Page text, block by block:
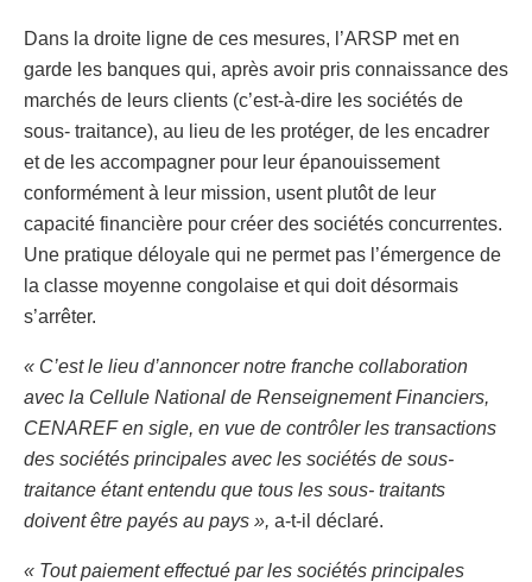
Dans la droite ligne de ces mesures, l’ARSP met en
garde les banques qui, après avoir pris connaissance des
marchés de leurs clients (c’est-à-dire les sociétés de
sous- traitance), au lieu de les protéger, de les encadrer
et de les accompagner pour leur épanouissement
conformément à leur mission, usent plutôt de leur
capacité financière pour créer des sociétés concurrentes.
Une pratique déloyale qui ne permet pas l’émergence de
la classe moyenne congolaise et qui doit désormais
s’arrêter.
« C’est le lieu d’annoncer notre franche collaboration
avec la Cellule National de Renseignement Financiers,
CENAREF en sigle, en vue de contrôler les transactions
des sociétés principales avec les sociétés de sous-
traitance étant entendu que tous les sous- traitants
doivent être payés au pays », a-t-il déclaré.
« Tout paiement effectué par les sociétés principales